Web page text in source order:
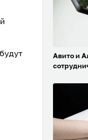
Авито и